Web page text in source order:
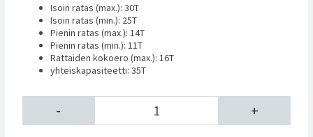
Isoin ratas (max.): 30T
Isoin ratas (min.): 25T
Pienin ratas (max.): 14T
Pienin ratas (min.): 11T
Rattaiden kokoero (max.): 16T
yhteiskapasiteetti: 35T
- +